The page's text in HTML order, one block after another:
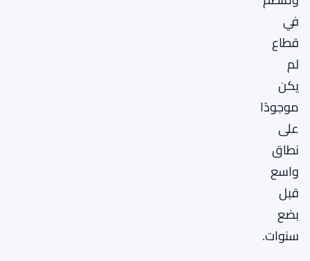
في
قطاع
لم
يكن
موجودًا
على
نطاق
واسع
قبل
بضع
سنوات.